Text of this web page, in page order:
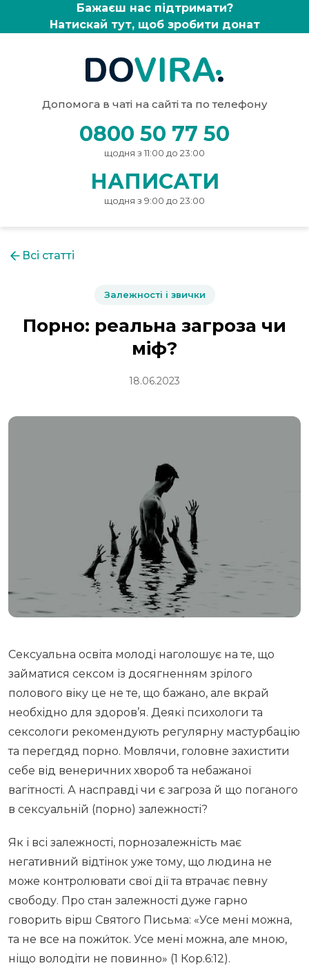
Бажаєш нас підтримати?
Натискай тут, щоб зробити донат
Допомога в чаті на сайті та по телефону
0800 50 77 50
щодня з 11:00 до 23:00
НАПИСАТИ
щодня з 9:00 до 23:00
Всі статті
Залежності і звички
Порно: реальна загроза чи
міф?
18.06.2023
Сексуальна освіта молоді наголошує на те, що
займатися сексом із досягненням зрілого
полового віку це не те, що бажано, але вкрай
необхідно для здоров’я. Деякі психологи та
сексологи рекомендують регулярну мастурбацію
та перегдяд порно. Мовлячи, головне захистити
себе від венеричних хвороб та небажаної
вагітності. А насправді чи є загроза й що поганого
в сексуальній (порно) залежності?
Як і всі залежності, порнозалежність має
негативний відтінок уже тому, що людина не
може контролювати свої дії та втрачає певну
свободу. Про стан залежності дуже гарно
говорить вірш Святого Письма: «Усе мені можна,
та не все на пожи́ток. Усе мені можна, але мною,
ніщо володіти не повинно» (1 Кор.6:12).